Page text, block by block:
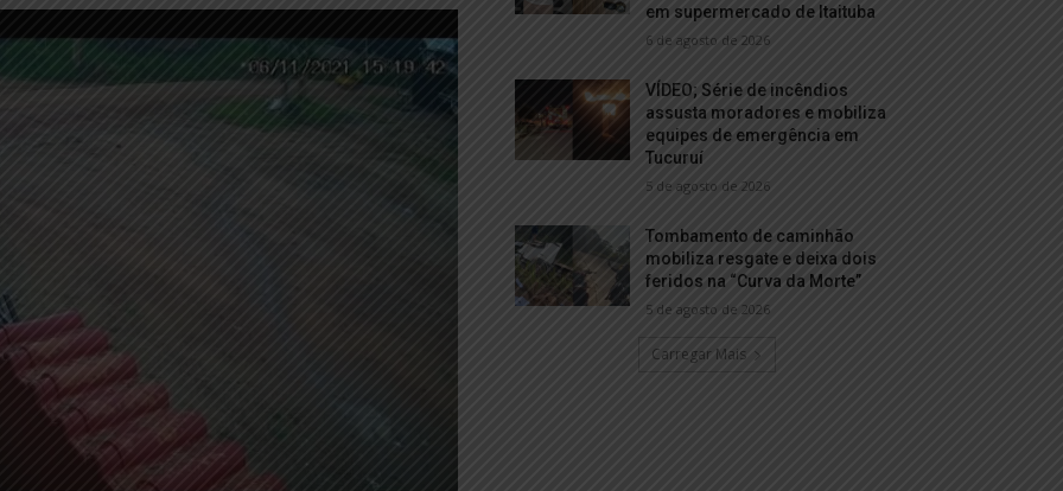
em supermercado de Itaituba
6 de agosto de 2026
VÍDEO; Série de incêndios
assusta moradores e mobiliza
equipes de emergência em
Tucuruí
5 de agosto de 2026
Tombamento de caminhão
mobiliza resgate e deixa dois
feridos na “Curva da Morte”
5 de agosto de 2026
Carregar Mais